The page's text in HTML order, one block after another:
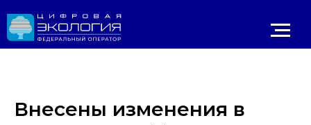
Внесены изменения в